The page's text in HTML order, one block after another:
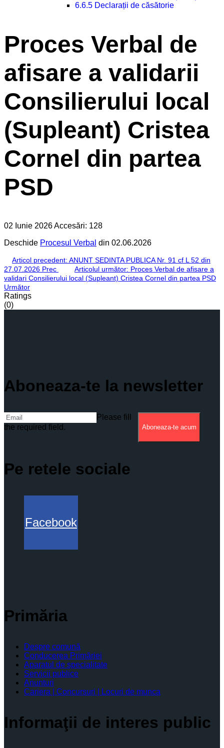
6.6.5 Declarații de căsătorie
Proces Verbal de
afisare a validarii
Consilierului local
(Supleant) Cristea
Cornel din partea
PSD
02 Iunie 2026Accesări: 128
Deschide Procesul Verbal din 02.06.2026
Articol precedent: ANUNT SEDINTA PUBLICA Nr. 91 cf L 52 din
27.07.2026 Prec
Articolul următor: Proces Verbal de afisare a
validari Consilierului local (Supleant) Cristea Cornel din partea PSD
Următor
Ratings
(0)
Aboneaza-te la newsletter
Please fill
the required field.
Aboneaza-te acum
Pe retele sociale
Facebook
Primăria
Despre comună
Conducerea Primăriei
Aparatul de specialitate
Servicii publice
Anunturi
Cariera | Concursuri | Locuri de munca
Informaţii de interes public